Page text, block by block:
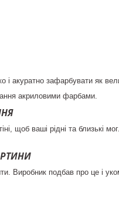
зафарбувати як
акриловими фарбами.
щоб ваші рідні та близькі
Виробник подбав про це і